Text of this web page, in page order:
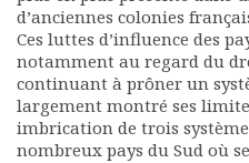
Le bulletin
Présentation du bulletin
Comité de rédaction
Bulletins Villes en
développement
Kiosk
d’anciennes colonies
Ces luttes d’influence des
notamment au regard du
continuant à prôner un
largement montré ses
imbrication de trois
nombreux pays du Sud où